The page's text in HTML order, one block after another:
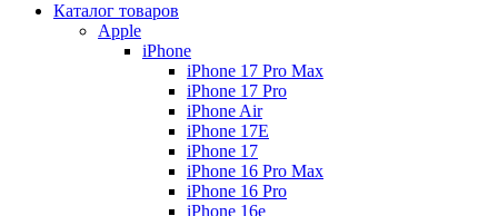
Каталог товаров
Apple
iPhone
iPhone 17 Pro Max
iPhone 17 Pro
iPhone Air
iPhone 17E
iPhone 17
iPhone 16 Pro Max
iPhone 16 Pro
iPhone 16e